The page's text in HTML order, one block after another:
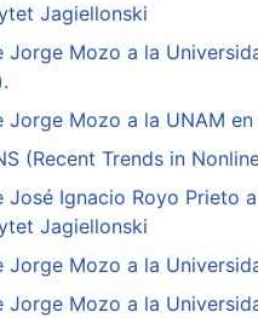
Jagiellonski
Jorge Mozo a la
Jorge Mozo a la UNAM en
(Recent Trends in
José Ignacio Royo Prieto
Jagiellonski
Jorge Mozo a la
Jorge Mozo a la